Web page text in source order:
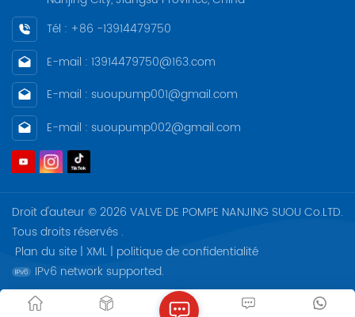
Tél : +86 -13914479750
E-mail : 13914479750@163.com
E-mail : suoupump001@gmail.com
E-mail : suoupump002@gmail.com
Droit d'auteur © 2026 VALVE DE POMPE NANJING SUOU Co.LTD.
Tous droits réservés .
Plan du site | XML | politique de confidentialité
IPv6 network supported.